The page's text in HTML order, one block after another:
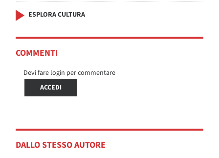
ESPLORA CULTURA
COMMENTI
Devi fare login per commentare
ACCEDI
DALLO STESSO AUTORE